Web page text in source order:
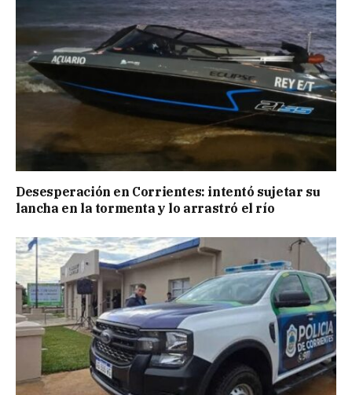
Desesperación en Corrientes: intentó sujetar su
lancha en la tormenta y lo arrastró el río